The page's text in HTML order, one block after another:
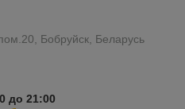
Бобруйск, Беларусь
до 21:00